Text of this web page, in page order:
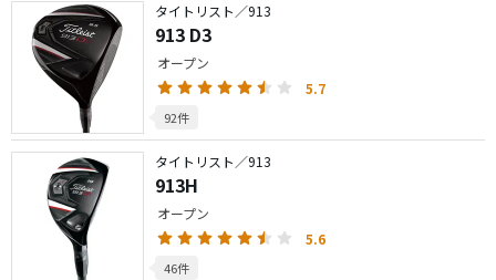
タイトリスト／913
913 D3
オープン
5.7
92件
タイトリスト／913
913H
オープン
5.6
46件